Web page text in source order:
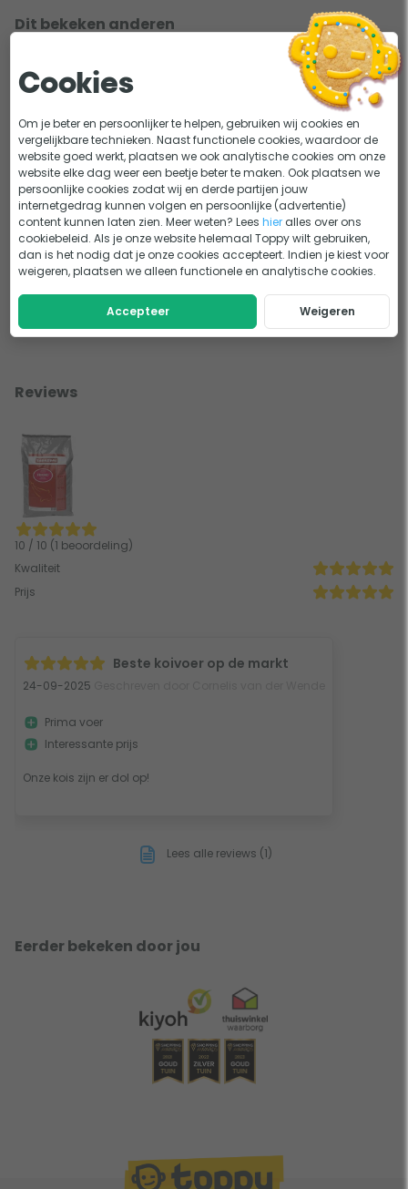
Dit bekeken anderen
Koivoer Visvoer
Voerkorrels
Reviews
10 / 10 (1 beoordeling)
Kwaliteit
Prijs
Beste koivoer op de markt
24-09-2025
Onze kois zijn er dol op!
Prima voer
Interessante prijs
Lees alle reviews (1)
Eerder bekeken door jou
Cookies
Om je beter en persoonlijker te helpen, gebruiken wij cookies en
vergelijkbare technieken. Naast functionele cookies, waardoor de
website goed werkt, plaatsen we ook analytische cookies om onze
website elke dag weer een beetje beter te maken. Ook plaatsen we
persoonlijke cookies zodat wij en derde partijen jouw
internetgedrag kunnen volgen en persoonlijke (advertentie)
content kunnen laten zien. Meer weten? Leeshier alles over ons
cookiebeleid. Als je onze website helemaal Toppy wilt gebruiken,
dan is het nodig dat je onze cookies accepteert. Indien je kiest voor
weigeren, plaatsen we alleen functionele en analytische cookies.
Accepteer Weigeren